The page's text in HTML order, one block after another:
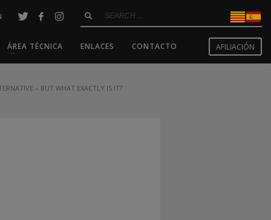
ÁREA TÉCNICA ENLACES CONTACTO AFILIACIÓN
– BUT WHAT EXACTLY IS IT?